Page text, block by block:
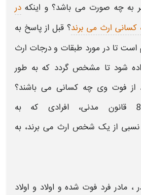
به چه صورت می باشد؟ و اینکه در
ارث می برند؟ قبل از پاسخ به
است تا در مورد طبقات و درجات ارث
شود تا مشخص گردد که به طور
از فوت وی چه کسانی می باشند؟
مطابق ماده 862 قانون مدنی، افرادی که به
نسبی از یک شخص ارث می برند، به
، مادر فرد فوت شده و اولاد و اولاد